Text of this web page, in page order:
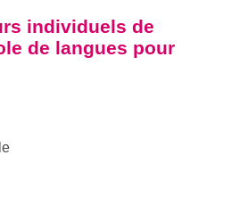
individuels de
de langues pour